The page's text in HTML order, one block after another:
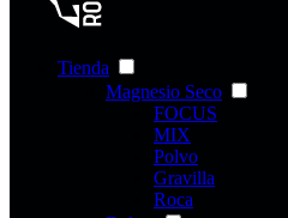
Tienda
Magnesio Seco
FOCUS
MIX
Polvo
Gravilla
Roca